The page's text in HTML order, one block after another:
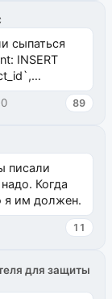
сыпаться
INSERT
89
писали
Когда
я им должен.
11
для защиты